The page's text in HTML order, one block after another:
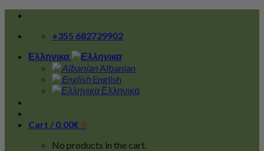
Skip
content
+355 682729902
Ελληνικα
Albanian
English
Ελληνικα
Cart / 0.00€ 0
No products in the cart.